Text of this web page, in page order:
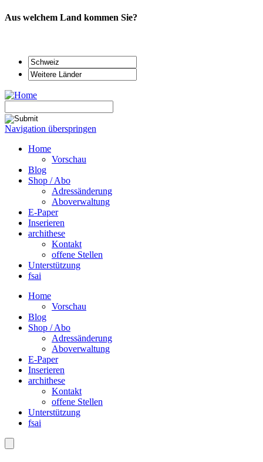
Aus welchem Land kommen Sie?
Navigation überspringen
Home
Vorschau
Blog
Shop / Abo
Adressänderung
Aboverwaltung
E-Paper
Inserieren
archithese
Kontakt
offene Stellen
Unterstützung
fsai
Home
Vorschau
Blog
Shop / Abo
Adressänderung
Aboverwaltung
E-Paper
Inserieren
archithese
Kontakt
offene Stellen
Unterstützung
fsai